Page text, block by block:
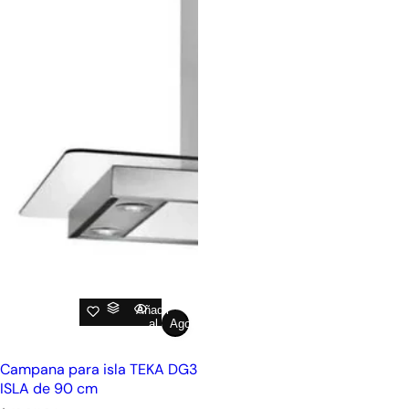
Añadir
al
carrito
Agotado
Campana para isla TEKA DG3
ISLA de 90 cm